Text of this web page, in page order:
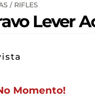
/ RIFLES
Lever
Momento!